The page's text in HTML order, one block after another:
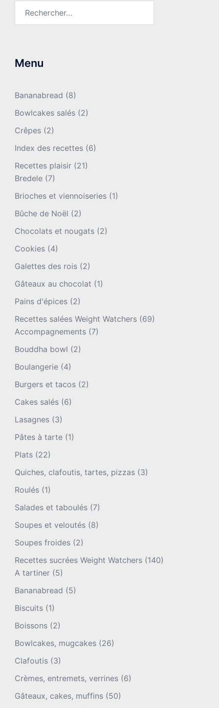
Menu
Bananabread (8)
Bowlcakes salés (2)
Crêpes (2)
Index des recettes (6)
Recettes plaisir (21)
Bredele (7)
Brioches et viennoiseries (1)
Bûche de Noël (2)
Chocolats et nougats (2)
Cookies (4)
Galettes des rois (2)
Gâteaux au chocolat (1)
Pains d'épices (2)
Recettes salées Weight Watchers (69)
Accompagnements (7)
Bouddha bowl (2)
Boulangerie (4)
Burgers et tacos (2)
Cakes salés (6)
Lasagnes (3)
Pâtes à tarte (1)
Plats (22)
Quiches, clafoutis, tartes, pizzas (3)
Roulés (1)
Salades et taboulés (7)
Soupes et veloutés (8)
Soupes froides (2)
Recettes sucrées Weight Watchers (140)
A tartiner (5)
Bananabread (5)
Biscuits (1)
Boissons (2)
Bowlcakes, mugcakes (26)
Clafoutis (3)
Crèmes, entremets, verrines (6)
Gâteaux, cakes, muffins (50)